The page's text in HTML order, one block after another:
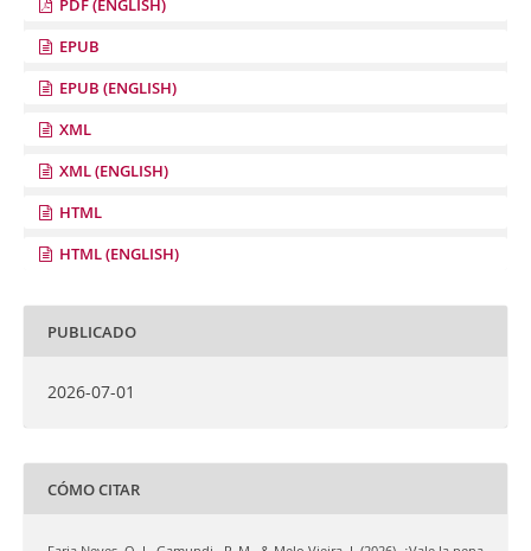
PDF (ENGLISH)
EPUB
EPUB (ENGLISH)
XML
XML (ENGLISH)
HTML
HTML (ENGLISH)
PUBLICADO
2026-07-01
CÓMO CITAR